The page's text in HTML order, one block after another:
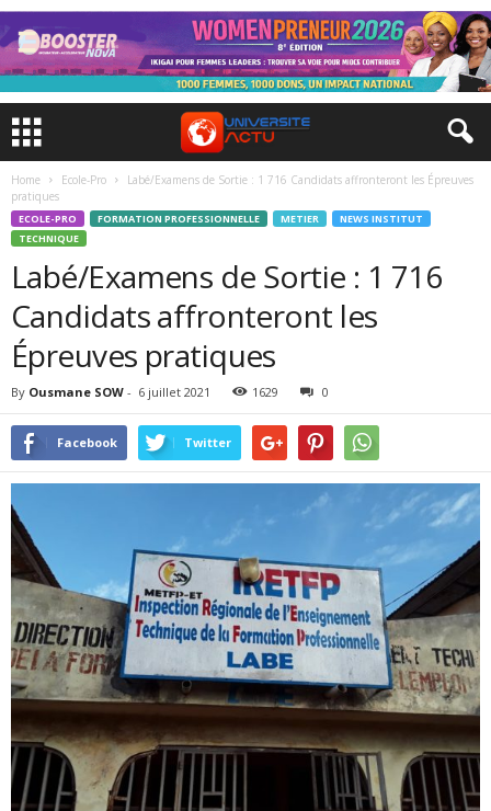
Home Ecole-Pro
Labé/Examens de Sortie : 1 716 Candidats affronteront les Épreuves
pratiques
ECOLE-PRO FORMATION PROFESSIONNELLE METIER
NEWS INSTITUT
TECHNIQUE
Labé/Examens de Sortie : 1 716
Candidats affronteront les
Épreuves pratiques
By Ousmane SOW - 6 juillet 2021 1629 0
Facebook Twitter